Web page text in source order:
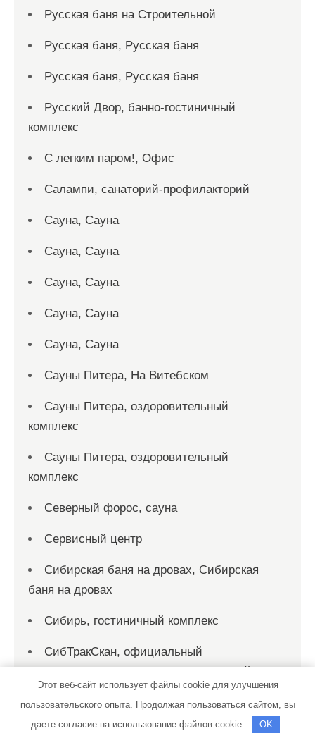
Русская баня на Строительной
Русская баня, Русская баня
Русская баня, Русская баня
Русский Двор, банно-гостиничный
комплекс
С легким паром!, Офис
Салампи, санаторий-профилакторий
Сауна, Сауна
Сауна, Сауна
Сауна, Сауна
Сауна, Сауна
Сауна, Сауна
Сауны Питера, На Витебском
Сауны Питера, оздоровительный
комплекс
Сауны Питера, оздоровительный
комплекс
Северный форос, сауна
Сервисный центр
Сибирская баня на дровах, Сибирская
баня на дровах
Сибирь, гостиничный комплекс
СибТракСкан, официальный
дистрибьютор DongFeng, официальный
дилер Scania, Daewoo, Sitrak
Скиф, автомойка
Этот веб-сайт использует файлы cookie для улучшения
пользовательского опыта. Продолжая пользоваться сайтом, вы
даете согласие на использование файлов cookie.
OK